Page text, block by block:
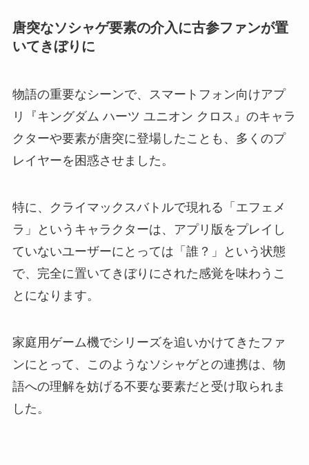
唐突なソシャゲ要素の介入に古参ファンが置
いてきぼりに
物語の重要なシーンで、スマートフォン向けアプ
リ『キングダム ハーツ ユニオン クロス』のキャラ
クターや要素が唐突に登場したことも、多くのプ
レイヤーを困惑させました。
特に、クライマックスバトルで現れる「エフェメ
ラ」というキャラクターは、アプリ版をプレイし
ていないユーザーにとっては「誰？」という状態
で、完全に置いてきぼりにされた感覚を味わうこ
とになります。
家庭用ゲーム機でシリーズを追いかけてきたファ
ンにとって、このようなソシャゲとの連携は、物
語への理解を妨げる不要な要素だと受け取られま
した。